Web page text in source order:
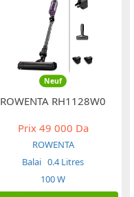
Neuf
ROWENTA RH1128W0
Prix49 000 Da
ROWENTA
Balai 0.4 Litres
100 W